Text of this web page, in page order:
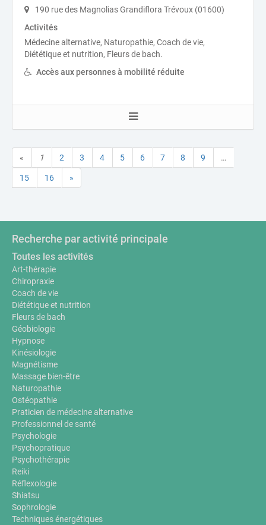
190 rue des Magnolias Grandiflora Trévoux (01600)
Activités
Médecine alternative, Naturopathie, Coach de vie,
Diététique et nutrition, Fleurs de bach.
Accès aux personnes à mobilité réduite
« 1 2 3 4 5 6 7 8 9 …
15 16 »
Recherche par activité principale
Toutes les activités
Art-thérapie
Chiropraxie
Coach de vie
Diététique et nutrition
Fleurs de bach
Géobiologie
Hypnose
Kinésiologie
Magnétisme
Massage bien-être
Naturopathie
Ostéopathie
Praticien de médecine alternative
Professionnel de santé
Psychologie
Psychopratique
Psychothérapie
Reiki
Réflexologie
Shiatsu
Sophrologie
Techniques énergétiques